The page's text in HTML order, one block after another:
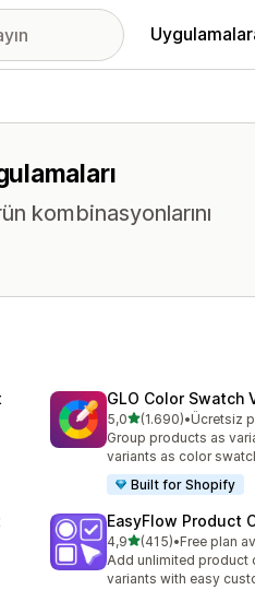
kombinasyonlarını
GLO Color Swatch
5,05 yıldız üzerinden
(1.690)
toplam 1690•Ücretsiz
Group products as
variants as color
Built for Shopify
EasyFlow Product
4,95 yıldız üzerinden
(415)
toplam 415•Free plan
Add unlimited product
variants with easy